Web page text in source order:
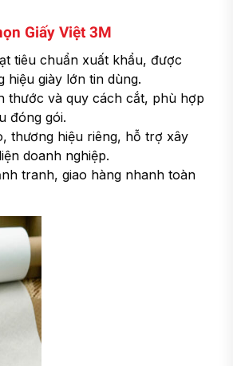
Giấy Việt 3M
tiêu chuẩn xuất khẩu, được
hiệu giày lớn tin dùng.
thước và quy cách cắt, phù hợp
đóng gói.
thương hiệu riêng, hỗ trợ xây
doanh nghiệp.
tranh, giao hàng nhanh toàn